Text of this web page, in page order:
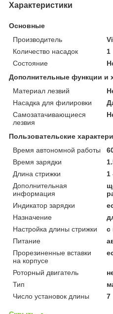
Характеристики
Основные
Производитель
Количество насадок
1
Состояние
Дополнительные функции и
Материал лезвий
Насадка для филировки
Самозатачивающиеся
лезвия
Пользовательские
Время автономной работы
Время зарядки
Длина стрижки
1
Дополнительная
информация
Индикатор зарядки
Назначение
Настройка длины стрижки
с
Питание
Прорезиненные вставки
на корпусе
Роторный двигатель
Тип
Число установок длины
7